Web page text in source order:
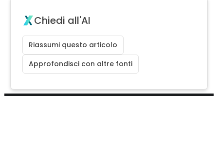
Chiedi all'AI
Riassumi questo articolo
Approfondisci con altre fonti